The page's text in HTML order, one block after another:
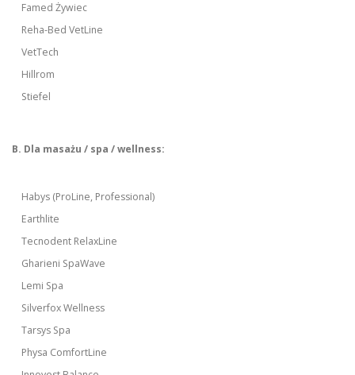
Famed Żywiec
Reha-Bed VetLine
VetTech
Hillrom
Stiefel
B. Dla masażu / spa / wellness:
Habys (ProLine, Professional)
Earthlite
Tecnodent RelaxLine
Gharieni SpaWave
Lemi Spa
Silverfox Wellness
Tarsys Spa
Physa ComfortLine